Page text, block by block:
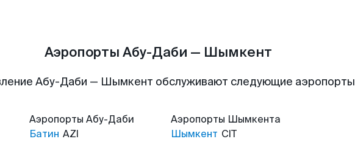
Аэропорты Абу-Даби — Шымкент
Абу-Даби — Шымкент обслуживают следующие аэропорты
Аэропорты Абу-Даби
Батин AZI
Аэропорты Шымкента
Шымкент CIT